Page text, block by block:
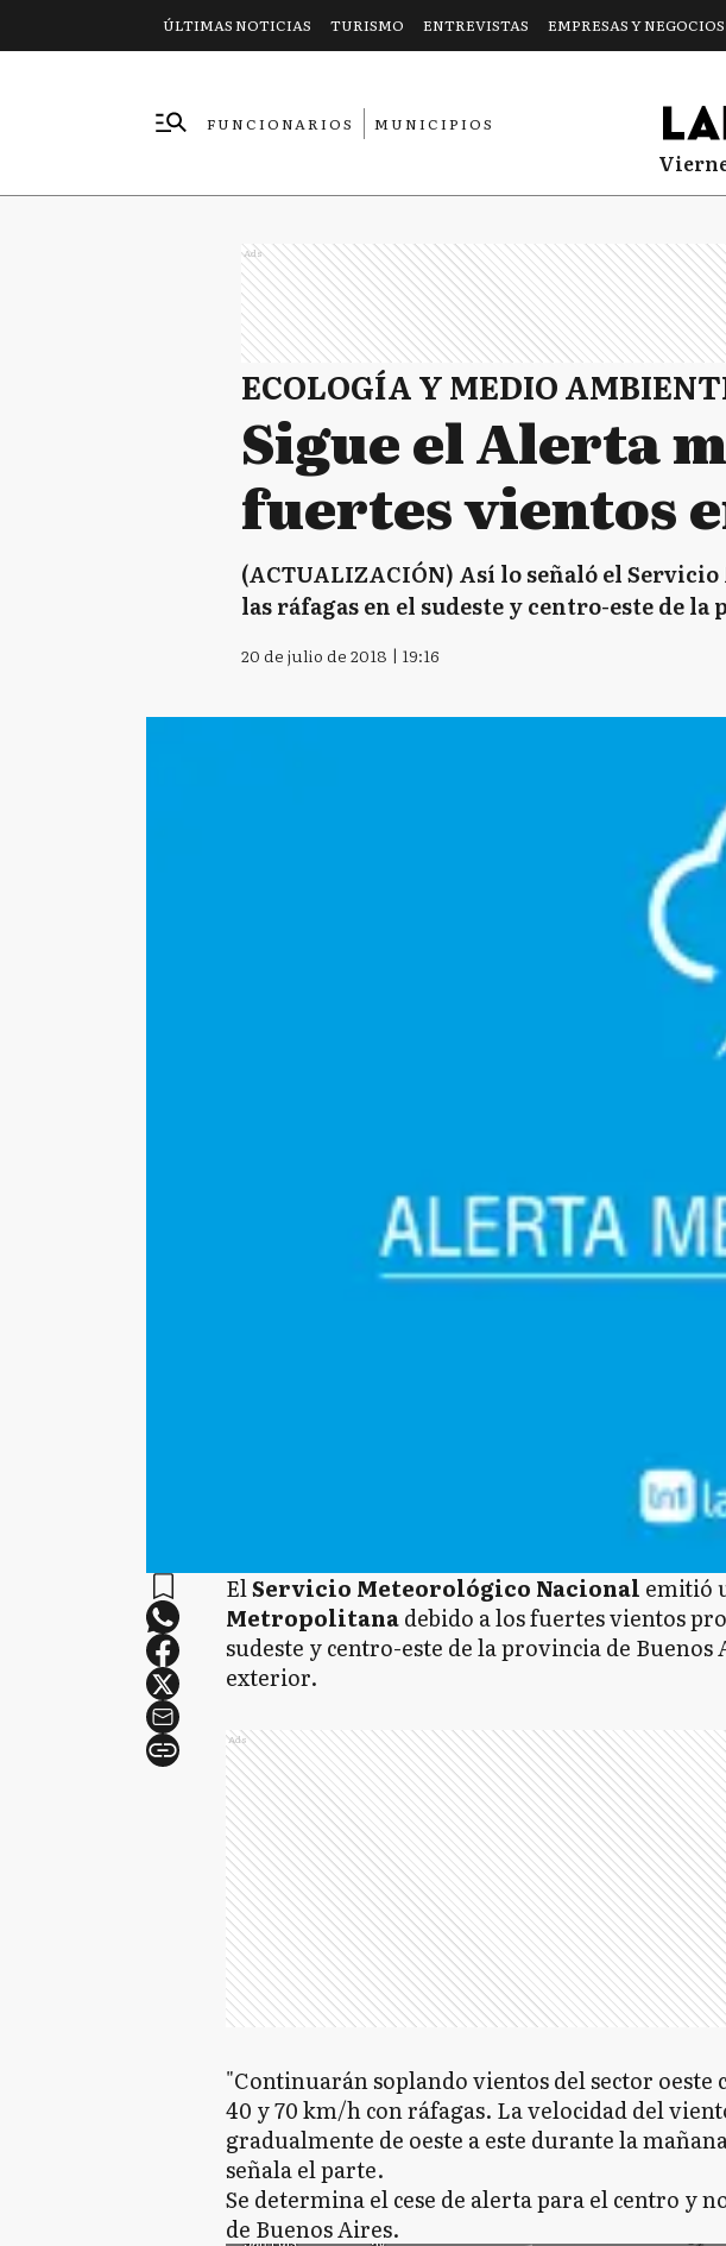
ÚLTIMAS NOTICIAS TURISMO ENTREVISTAS EMPRESAS Y NEGOCIOS
FUNCIONARIOS
MUNICIPIOS
Ads
ECOLOGÍA Y MEDIO
Sigue el Alerta
fuertes vientos
(ACTUALIZACIÓN) Así lo señaló el
las ráfagas en el sudeste y centro-este de
20 de julio de 2018 | 19:16
ElServicio Meteorológico Nacional emitió
Metropolitanadebido a los fuertes vientos
sudeste y centro-este de la provincia de Buenos
exterior.
Ads
"Continuarán soplando vientos del sector oeste
40 y 70 km/h con ráfagas. La velocidad del
gradualmente de oeste a este durante la
señala el parte.
Se determina el cese de alerta para el centro y
de Buenos Aires.